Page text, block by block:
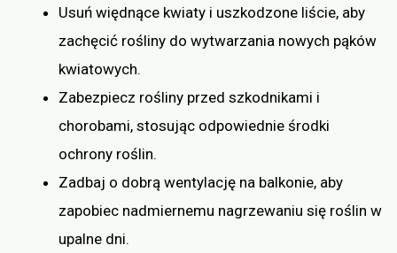
Usuń więdnące kwiaty i uszkodzone liście, aby
zachęcić rośliny do wytwarzania nowych pąków
kwiatowych.
Zabezpiecz rośliny przed szkodnikami i
chorobami, stosując odpowiednie środki
ochrony roślin.
Zadbaj o dobrą wentylację na balkonie, aby
zapobiec nadmiernemu nagrzewaniu się roślin w
upalne dni.